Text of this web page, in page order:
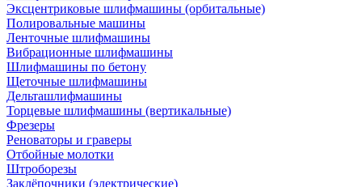
Эксцентриковые шлифмашины (орбитальные)
Полировальные машины
Ленточные шлифмашины
Вибрационные шлифмашины
Шлифмашины по бетону
Щеточные шлифмашины
Дельташлифмашины
Торцевые шлифмашины (вертикальные)
Фрезеры
Реноваторы и граверы
Отбойные молотки
Штроборезы
Заклёпочники (электрические)